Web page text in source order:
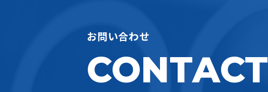
お問い合わせ
CONTACT